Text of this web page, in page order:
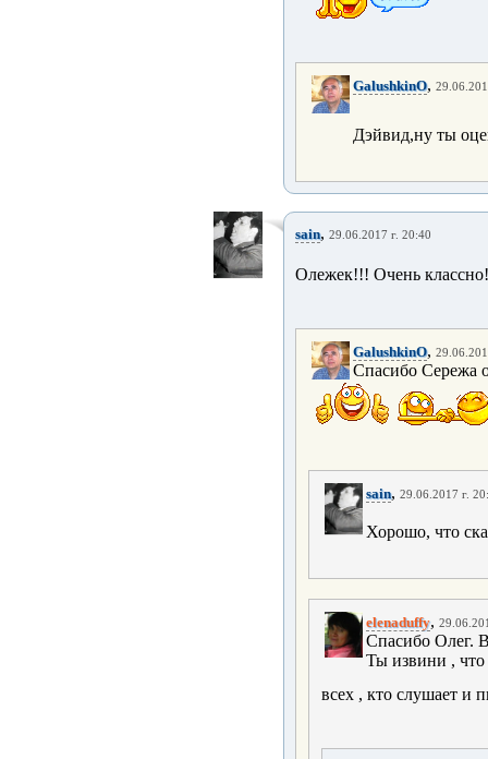
GalushkinO,
Дэйвид,ну ты
sain, 29.06.2017 г. 20:40
Олежек!!! Очень
GalushkinO,
Спасибо Сережа
sain, 29.06.2017 г.
Хорошо, что
elenaduffy,
Спасибо Олег.
Ты извини ,
всех , кто слушает и